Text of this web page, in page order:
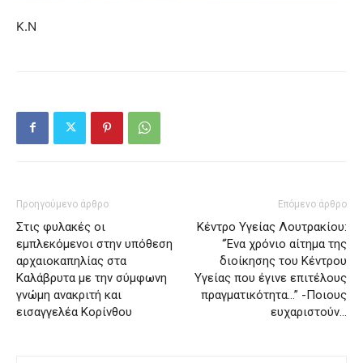
Κ.Ν
Προηγούμενο άρθρο
Στις φυλακές οι
εμπλεκόμενοι στην υπόθεση
αρχαιοκαπηλίας στα
Καλάβρυτα με την σύμφωνη
γνώμη ανακριτή και
εισαγγελέα Κορίνθου
Επόμενο άρθρο
Κέντρο Υγείας Λουτρακίου:
“Ένα χρόνιο αίτημα της
διοίκησης του Κέντρου
Υγείας που έγινε επιτέλους
πραγματικότητα…” -Ποιους
ευχαριστούν…